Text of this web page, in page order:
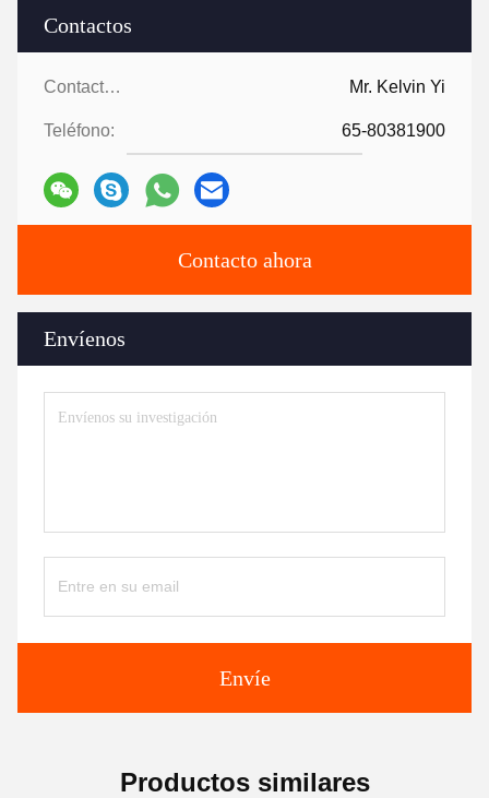
Contactos
Contactos: Mr. Kelvin Yi
Teléfono: 65-80381900
Contacto ahora
Envíenos
Envíe
Productos similares